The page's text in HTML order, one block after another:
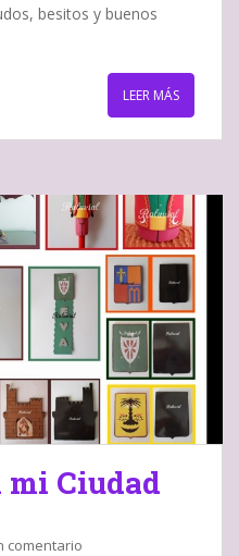
besitos y buenos
LEER MÁS
Ciudad
comentario